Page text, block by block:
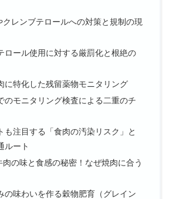
クレンブテロールへの対策と規制の現
ロール使用に対する厳罰化と根絶の
に特化した残留薬物モニタリング
のモニタリング検査による二重のチ
も注目する「食肉の汚染リスク」と
ルート
肉の味と食感の秘密！なぜ焼肉に合う
の味わいを作る穀物肥育（グレイン